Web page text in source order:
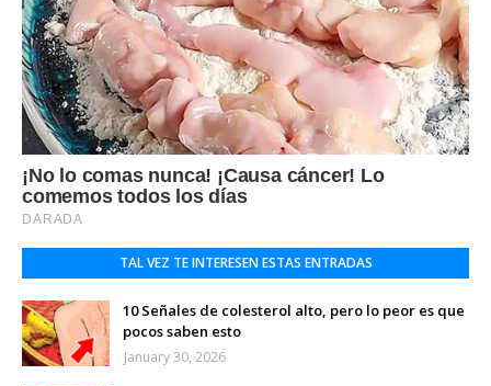
TAL VEZ TE INTERESEN ESTAS ENTRADAS
10 Señales de colesterol alto, pero lo peor es que
pocos saben esto
January 30, 2026